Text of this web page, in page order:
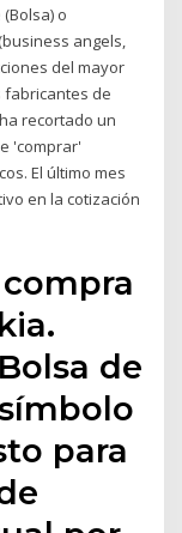
o
angels,
del mayor
fabricantes de
recortado un
'comprar'
El último mes
en la cotización
de
para